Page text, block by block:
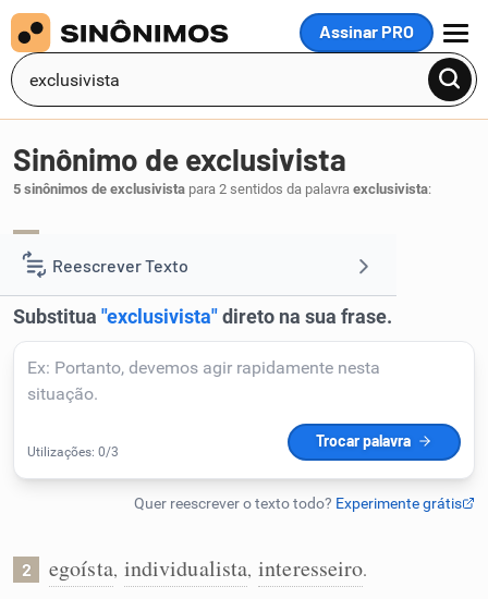
Assinar PRO
MENU
Reescrever Texto
Resumir Texto
Corrigir Texto
Detector de IA
Humanizador de IA
Sinônimo de exclusivista
5 sinônimos de exclusivista para 2 sentidos da palavra exclusivista:
2 egoísta, individualista, interesseiro.